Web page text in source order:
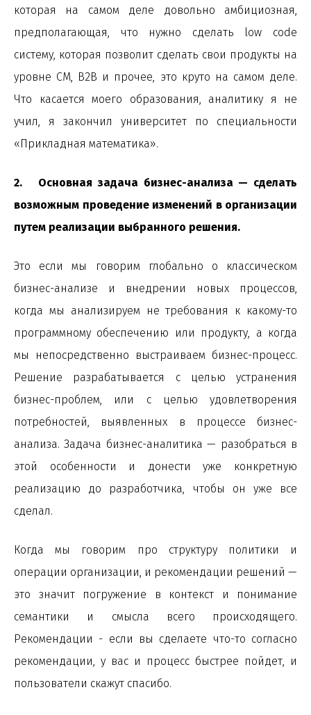
которая на самом деле довольно амбициозная,
предполагающая, что нужно сделать low code
систему, которая позволит сделать свои продукты на
уровне СМ, B2B и прочее, это круто на самом деле.
Что касается моего образования, аналитику я не
учил, я закончил университет по специальности
«Прикладная математика».
2. Основная задача бизнес-анализа — сделать
возможным проведение изменений в организации
путем реализации выбранного решения.
Это если мы говорим глобально о классическом
бизнес-анализе и внедрении новых процессов,
когда мы анализируем не требования к какому-то
программному обеспечению или продукту, а когда
мы непосредственно выстраиваем бизнес-процесс.
Решение разрабатывается с целью устранения
бизнес-проблем, или с целью удовлетворения
потребностей, выявленных в процессе бизнес-
анализа. Задача бизнес-аналитика — разобраться в
этой особенности и донести уже конкретную
реализацию до разработчика, чтобы он уже все
сделал.
Когда мы говорим про структуру политики и
операции организации, и рекомендации решений —
это значит погружение в контекст и понимание
семантики и смысла всего происходящего.
Рекомендации - если вы сделаете что-то согласно
рекомендации, у вас и процесс быстрее пойдет, и
пользователи скажут спасибо.